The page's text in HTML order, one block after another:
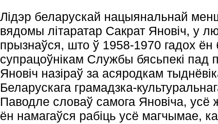
Лідэр беларускай нацыянальнай
вядомы літаратар Сакрат Яновіч, у
прызнаўся, што ў 1958-1970 гадох
супрацоўнікам Службы бясьпекі пад
Яновіч назіраў за асяродкам
Беларускага грамадзка-
Паводле словаў самога Яновіча, усё
ён намагаўся рабіць усё магчымае,